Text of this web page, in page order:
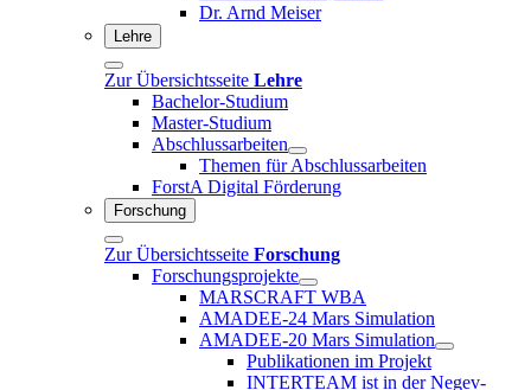
Dr. Arnd Meiser
Lehre
Zur Übersichtsseite Lehre
Bachelor-Studium
Master-Studium
Abschlussarbeiten
Themen für Abschlussarbeiten
ForstA Digital Förderung
Forschung
Zur Übersichtsseite Forschung
Forschungsprojekte
MARSCRAFT WBA
AMADEE-24 Mars Simulation
AMADEE-20 Mars Simulation
Publikationen im Projekt
INTERTEAM ist in der Negev-